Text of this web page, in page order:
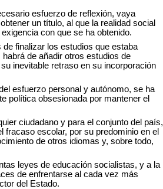
esfuerzo de reflexión, vaya
un título, al que la realidad social
con que se ha obtenido.
finalizar los estudios que estaba
habrá de añadir otros estudios de
inevitable retraso en su incorporación
esfuerzo personal y autónomo, se ha
política obsesionada por mantener el
ciudadano y para el conjunto del país,
escolar, por su predominio en el
de otros idiomas y, sobre todo,
leyes de educación socialistas, y a la
de enfrentarse al cada vez más
del Estado.